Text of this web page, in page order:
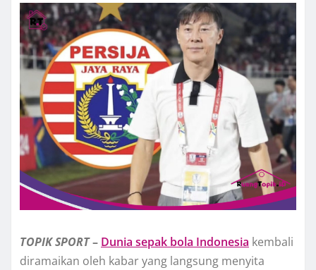
TOPIKSPORT– Dunia sepak bola Indonesia kembali
diramaikan oleh kabar yang langsung menyita